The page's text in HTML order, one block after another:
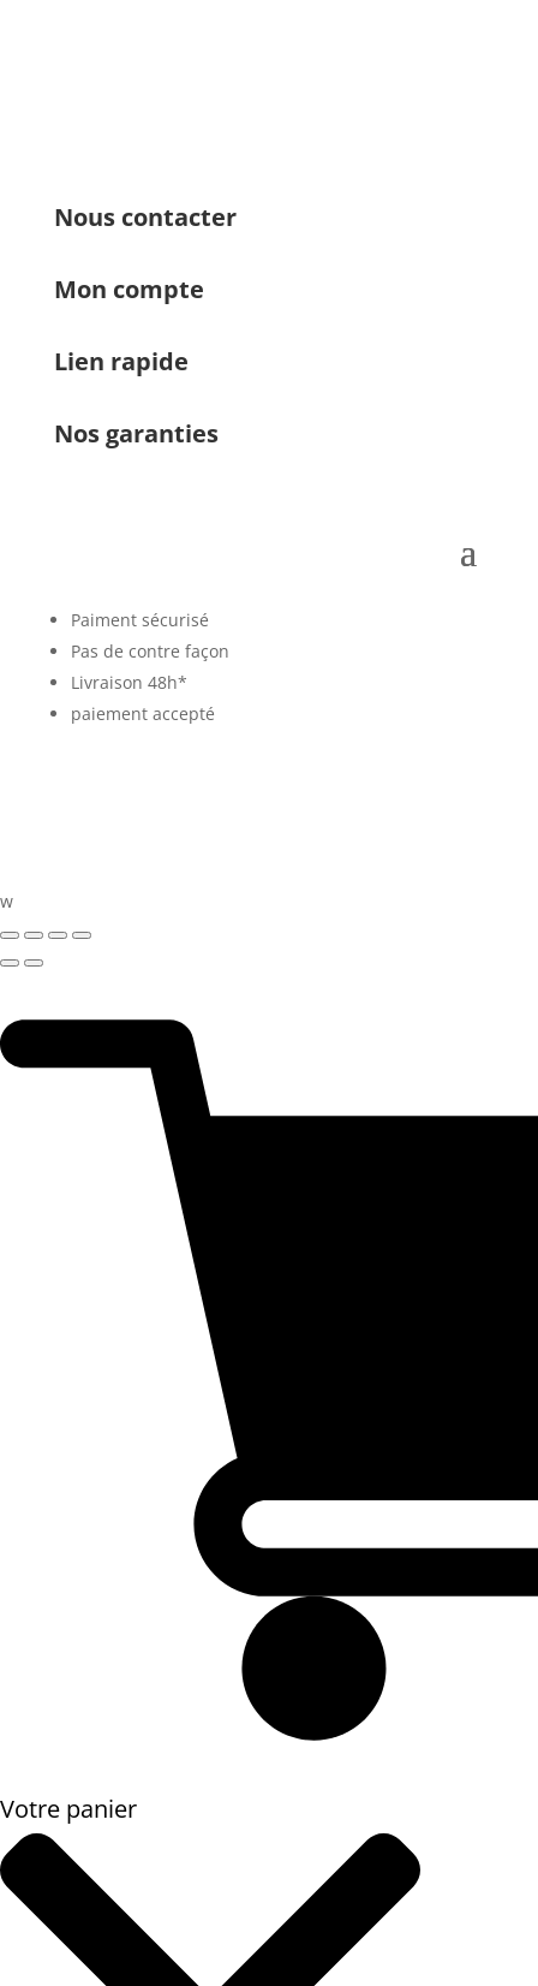
Nous contacter
Mon compte
Lien rapide
Nos garanties
Paiment sécurisé
Pas de contre façon
Livraison 48h*
paiement accepté
w
Votre panier